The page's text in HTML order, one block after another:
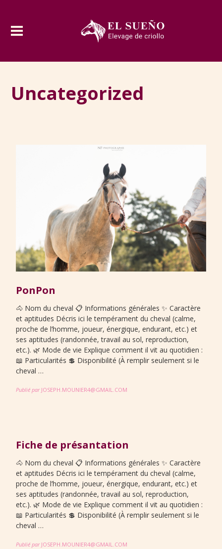
Uncategorized
PonPon
🐴 Nom du cheval 📋 Informations générales ✨ Caractère
et aptitudes Décris ici le tempérament du cheval (calme,
proche de l’homme, joueur, énergique, endurant, etc.) et
ses aptitudes (randonnée, travail au sol, reproduction,
etc.). 🌿 Mode de vie Explique comment il vit au quotidien :
📖 Particularités 💲 Disponibilité (À remplir seulement si le
cheval …
Publié par JOSEPH.MOUNIER4@GMAIL.COM
Fiche de présantation
🐴 Nom du cheval 📋 Informations générales ✨ Caractère
et aptitudes Décris ici le tempérament du cheval (calme,
proche de l’homme, joueur, énergique, endurant, etc.) et
ses aptitudes (randonnée, travail au sol, reproduction,
etc.). 🌿 Mode de vie Explique comment il vit au quotidien :
📖 Particularités 💲 Disponibilité (À remplir seulement si le
cheval …
Publié par JOSEPH.MOUNIER4@GMAIL.COM